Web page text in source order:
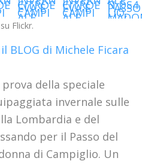
Flickr.
il BLOG di Michele Ficara
della speciale
invernale sulle
Lombardia e del
per il Passo del
di Campiglio. Un